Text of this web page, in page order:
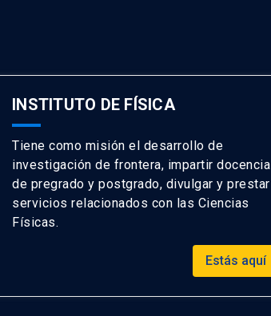
INSTITUTO DE FÍSICA
Tiene como misión el desarrollo de
investigación de frontera, impartir docencia
de pregrado y postgrado, divulgar y prestar
servicios relacionados con las Ciencias
Físicas.
Estás aquí